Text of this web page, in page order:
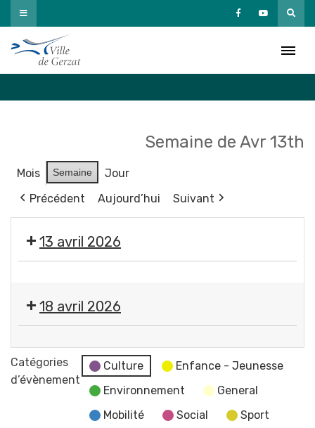
Passer
au
contenu
Semaine de Avr 13th
Mois Semaine
Jour
Précédent
Aujourd’hui Suivant
13 avril 2026
Éclosions
"
par
Flo-
M
18 avril 2026
"
Dessine
Catégories
d’évènement
Culture
Enfance - Jeunesse
Environnement
General
Mobilité
Social
Sport